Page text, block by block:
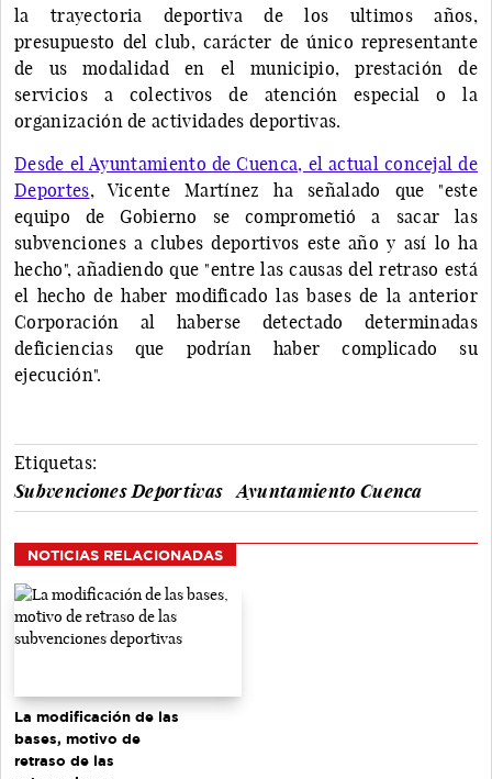
la trayectoria deportiva de los ultimos años,
presupuesto del club, carácter de único representante
de us modalidad en el municipio, prestación de
servicios a colectivos de atención especial o la
organización de actividades deportivas.
Desde el Ayuntamiento de Cuenca, el actual concejal de
Deportes, Vicente Martínez ha señalado que "este
equipo de Gobierno se comprometió a sacar las
subvenciones a clubes deportivos este año y así lo ha
hecho", añadiendo que "entre las causas del retraso está
el hecho de haber modificado las bases de la anterior
Corporación al haberse detectado determinadas
deficiencias que podrían haber complicado su
ejecución".
Etiquetas:
Subvenciones Deportivas
Ayuntamiento Cuenca
NOTICIAS RELACIONADAS
La modificación de las
bases, motivo de
retraso de las